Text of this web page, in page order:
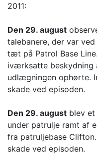
2011:
Den 29. august
talebanere, der var
tæt på Patrol Base
iværksatte beskydning
udlægningen ophørte.
skade ved episoden.
Den 29. august blev
under patrulje ramt af
fra patruljebase
skade ved episoden.